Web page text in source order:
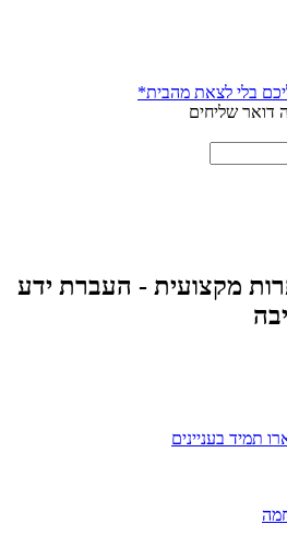
בלי לצאת מהבית*
דואר שליחים
מקצועית - העברת ידע
תמיד בעניינים